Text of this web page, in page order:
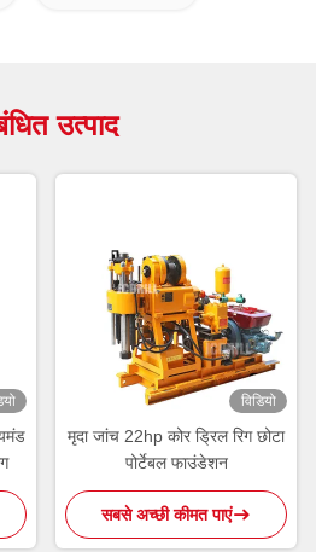
उत्पाद
विडियो
मृदा जांच 22hp कोर ड्रिल रिग छोटा
पोर्टेबल फाउंडेशन
सबसे अच्छी कीमत पाएं